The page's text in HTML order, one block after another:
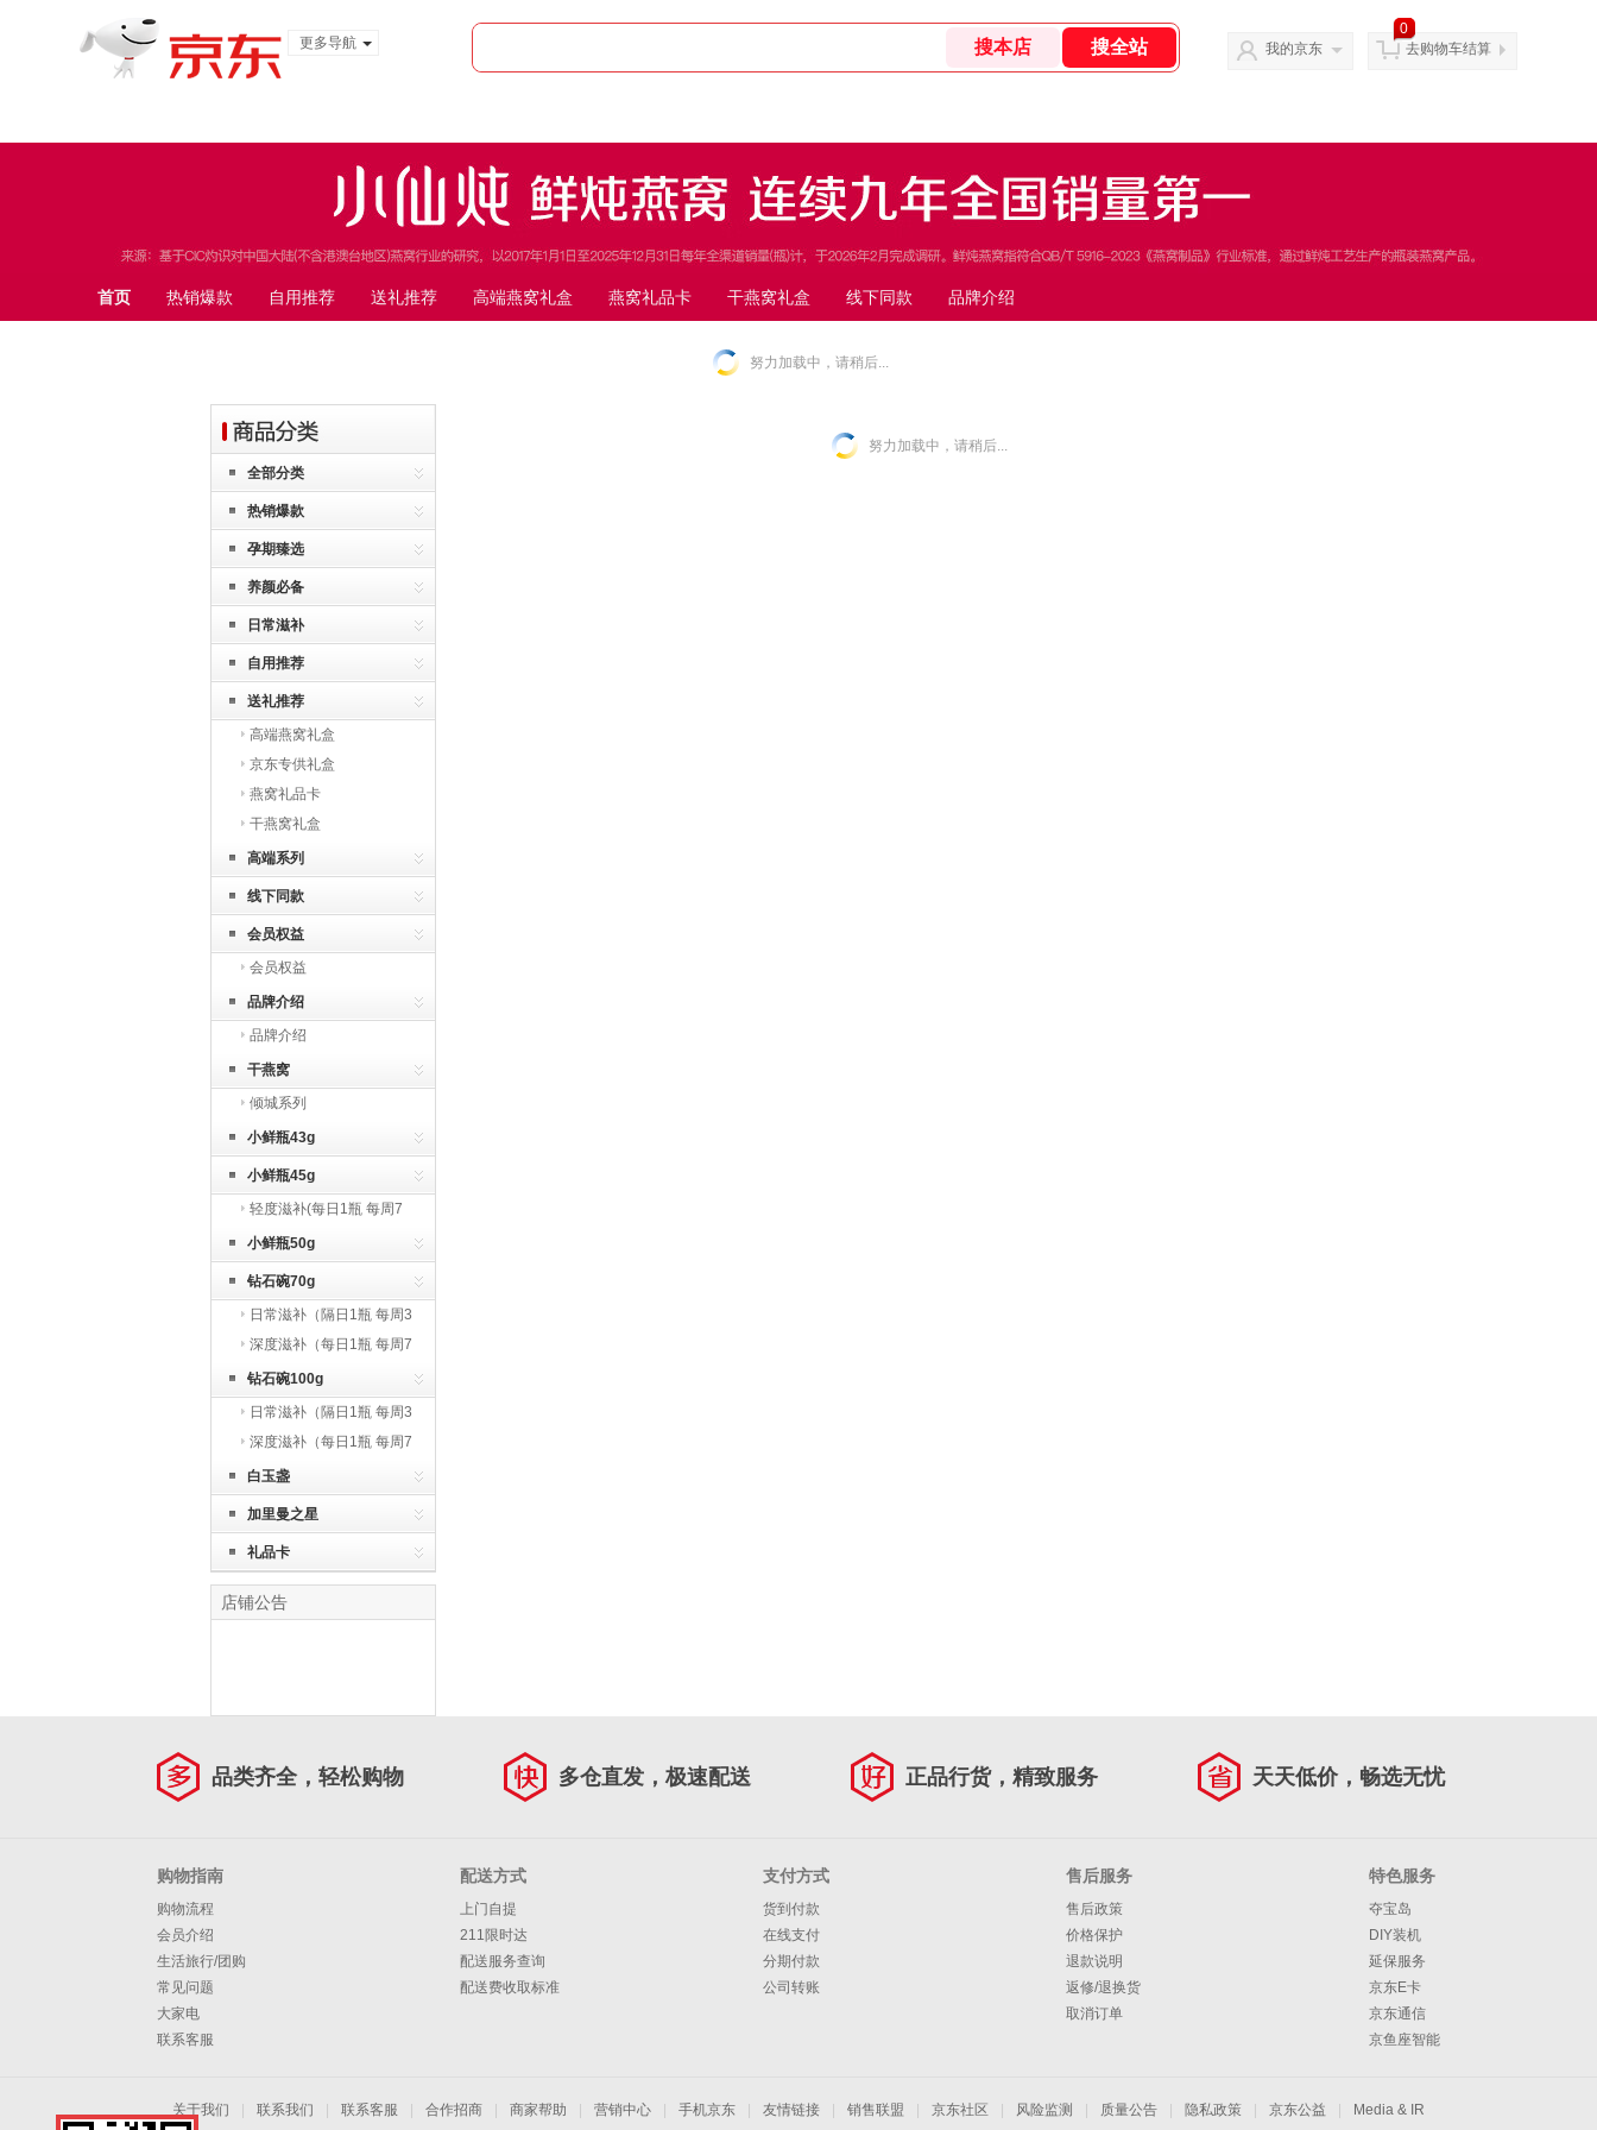
更多导航
我的京东
0
去购物车结算
首页 热销爆款 自用推荐 送礼推荐 高端燕窝礼盒 燕窝礼品卡 干燕窝礼盒 线下同款 品牌介绍
努力加载中，请稍后...
全部分类
热销爆款
孕期臻选
养颜必备
日常滋补
自用推荐
送礼推荐
高端燕窝礼盒
京东专供礼盒
燕窝礼品卡
干燕窝礼盒
高端系列
线下同款
会员权益
会员权益
品牌介绍
品牌介绍
干燕窝
倾城系列
小鲜瓶43g
小鲜瓶45g
轻度滋补(每日1瓶 每周7
瓶)
小鲜瓶50g
钻石碗70g
日常滋补（隔日1瓶 每周3
瓶）
深度滋补（每日1瓶 每周7
瓶）
钻石碗100g
日常滋补（隔日1瓶 每周3
瓶）
深度滋补（每日1瓶 每周7
瓶）
白玉盏
加里曼之星
礼品卡
店铺公告
努力加载中，请稍后...
品类齐全，轻松购物 多仓直发，极速配送 正品行货，精致服务 天天低价，畅选无忧
购物指南
购物流程
会员介绍
生活旅行/团购
常见问题
大家电
联系客服
配送方式
上门自提
211限时达
配送服务查询
配送费收取标准
支付方式
货到付款
在线支付
分期付款
公司转账
售后服务
售后政策
价格保护
退款说明
返修/退换货
取消订单
特色服务
夺宝岛
DIY装机
延保服务
京东E卡
京东通信
京鱼座智能
关于我们 联系我们 联系客服 合作招商 商家帮助 营销中心 手机京东 友情链接 销售联盟 京东社区 风险监测 质量公告 隐私政策 京东公益 Media & IR